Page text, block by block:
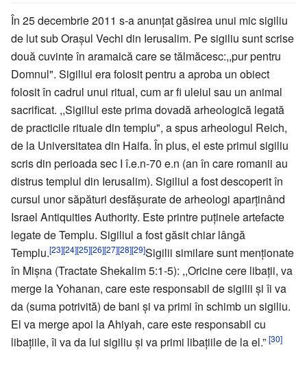
În 25 decembrie 2011 s-a anunţat găsirea unui mic sigiliu
de lut sub Oraşul Vechi din Ierusalim. Pe sigiliu sunt scrise
două cuvinte în aramaică care se tălmăcesc:,,pur pentru
Domnul". Sigiliul era folosit pentru a aproba un obiect
folosit în cadrul unui ritual, cum ar fi uleiul sau un animal
sacrificat. ,,Sigiliul este prima dovadă arheologică legată
de practicile rituale din templu", a spus arheologul Reich,
de la Universitatea din Haifa. În plus, el este primul sigiliu
scris din perioada sec I î.e.n-70 e.n (an în care romanii au
distrus templul din Ierusalim). Sigiliul a fost descoperit în
cursul unor săpături desfăşurate de arheologi aparţinând
Israel Antiquities Authority. Este printre puţinele artefacte
legate de Templu. Sigiliul a fost găsit chiar lângă
Templu.[23][24][25][26][27][28][29]Sigilii similare sunt menţionate
în Mişna (Tractate Shekalim 5:1-5): ,,Oricine cere libaţii, va
merge la Yohanan, care este responsabil de sigilii şi îi va
da (suma potrivită) de bani şi va primi în schimb un sigiliu.
El va merge apoi la Ahiyah, care este responsabil cu
libaţiile, îi va da lui sigiliu şi va primi libaţiile de la el.” [30]